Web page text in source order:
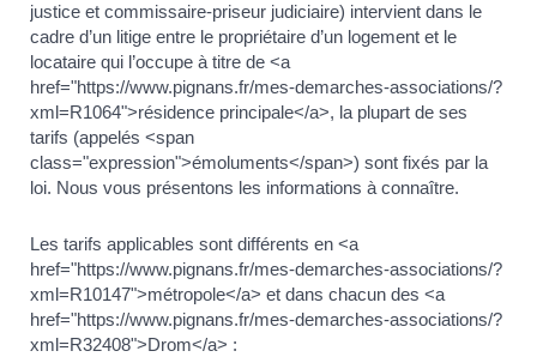
justice et commissaire-priseur judiciaire) intervient dans le
cadre d’un litige entre le propriétaire d’un logement et le
locataire qui l’occupe à titre de <a
href="https://www.pignans.fr/mes-demarches-associations/?
xml=R1064">résidence principale</a>, la plupart de ses
tarifs (appelés <span
class="expression">émoluments</span>) sont fixés par la
loi. Nous vous présentons les informations à connaître.
Les tarifs applicables sont différents en <a
href="https://www.pignans.fr/mes-demarches-associations/?
xml=R10147">métropole</a> et dans chacun des <a
href="https://www.pignans.fr/mes-demarches-associations/?
xml=R32408">Drom</a> :